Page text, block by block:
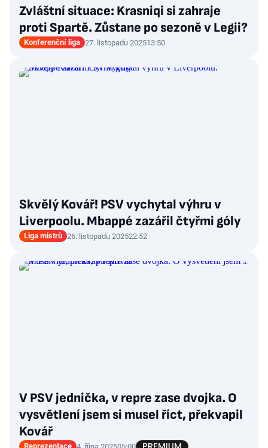
Zvláštní situace: Krasniqi si zahraje
proti Spartě. Zůstane po sezoně v Legii?
Konferenční liga 27. listopadu 202513:50
Skvělý Kovář! PSV vychytal výhru v
Liverpoolu. Mbappé zazářil čtyřmi góly
Liga mistrů 26. listopadu 202522:52
V PSV jednička, v repre zase dvojka. O
vysvětlení jsem si musel říct, překvapil
Kovář
Reprezentace 4. října 202505:00